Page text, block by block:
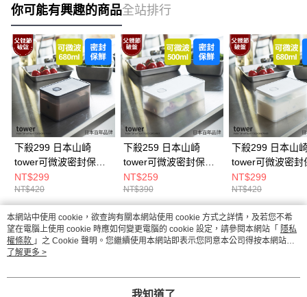
你可能有興趣的商品全站排行
下殺299 日本山崎
tower可微波密封保鮮
盒(黑)680ml/可微波便
當盒/真空保鮮盒/廚房
收納
NT$299
NT$420
下殺259 日本山崎
tower可微波密封保鮮
盒(白)500ml/可堆疊收
納盒/方型保鮮盒/廚房
收納
NT$259
NT$390
下殺299 日本山
tower可微波密封
盒(白)680ml/可
納盒/方型保鮮盒/
收納
NT$299
NT$420
熱門標籤
本網站中使用 cookie，欲查詢有關本網站使用 cookie 方式之詳情，及若您不希
望在電腦上使用 cookie 時應如何變更電腦的 cookie 設定，請參閱本網站「 隱私
權條款 」之 Cookie 聲明。您繼續使用本網站即表示您同意本公司得按本網站使
用條款之 Cookie 聲明使用 cookie。
了解更多 >
我知道了